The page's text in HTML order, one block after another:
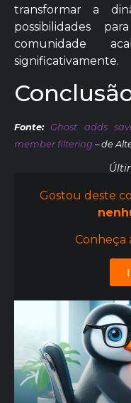
transformar a
possibilidades
comunidade
significativamente.
Fonte:
Ghost adds
member filtering – de
Gostou deste
Conheça